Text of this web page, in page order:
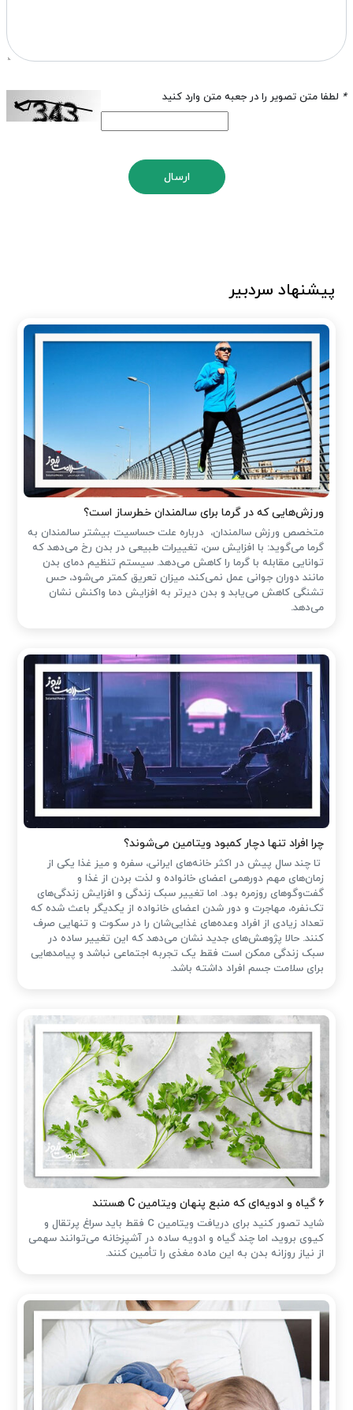
* لطفا متن تصویر را در جعبه متن وارد کنید
ارسال
پیشنهاد سردبیر
ورزش‌هایی که در گرما برای سالمندان خطرساز است؟
متخصص ورزش سالمندان، درباره علت حساسیت بیشتر سالمندان به
گرما می‌گوید: با افزایش سن، تغییرات طبیعی در بدن رخ می‌دهد که
توانایی مقابله با گرما را کاهش می‌دهد. سیستم تنظیم دمای بدن
مانند دوران جوانی عمل نمی‌کند، میزان تعریق کمتر می‌شود، حس
تشنگی کاهش می‌یابد و بدن دیرتر به افزایش دما واکنش نشان
می‌دهد.
چرا افراد تنها دچار کمبود ویتامین می‌شوند؟
تا چند سال پیش در اکثر خانه‌های ایرانی، سفره و میز غذا یکی از
زمان‌های مهم دورهمی اعضای خانواده و لذت بردن از غذا و
گفت‌وگوهای روزمره بود. اما تغییر سبک زندگی و افزایش زندگی‌های
تک‌نفره، مهاجرت و دور شدن اعضای خانواده از یکدیگر باعث شده که
تعداد زیادی از افراد وعده‌های غذایی‌شان را در سکوت و تنهایی صرف
کنند. حالا پژوهش‌های جدید نشان می‌دهد که این تغییر ساده در
سبک زندگی ممکن است فقط یک تجربه اجتماعی نباشد و پیامدهایی
برای سلامت جسم افراد داشته باشد.
۶ گیاه و ادویه‌ای که منبع پنهان ویتامین C هستند
شاید تصور کنید برای دریافت ویتامین C فقط باید سراغ پرتقال و
کیوی بروید، اما چند گیاه و ادویه ساده در آشپزخانه می‌توانند سهمی
از نیاز روزانه بدن به این ماده مغذی را تأمین کنند.